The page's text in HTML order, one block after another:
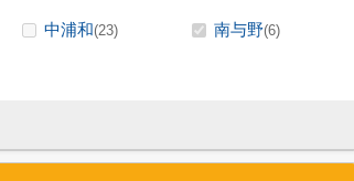
中浦和(23) 南与野(6)